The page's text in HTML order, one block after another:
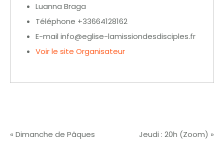
Luanna Braga
Téléphone +33664128162
E-mail info@eglise-lamissiondesdisciples.fr
Voir le site Organisateur
« Dimanche de Pâques Jeudi : 20h (Zoom) »